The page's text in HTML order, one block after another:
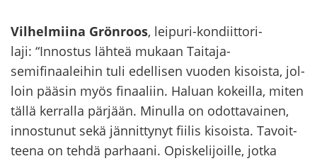
Vil­hel­mii­na Grön­roos, leipuri-​kondiittori-
laji: “In­nos­tus läh­teä mu­kaan Taitaja-​
semifinaaleihin tuli edel­li­sen vuo­den ki­sois­ta, jol­
loin pää­sin myös fi­naa­liin. Ha­luan ko­keil­la, miten
tällä ker­ral­la pär­jään. Mi­nul­la on odot­ta­vai­nen,
in­nos­tu­nut sekä jän­nit­ty­nyt fii­lis ki­sois­ta. Ta­voit­
tee­na on tehdä par­haa­ni. Opis­ke­li­joil­le, jotka